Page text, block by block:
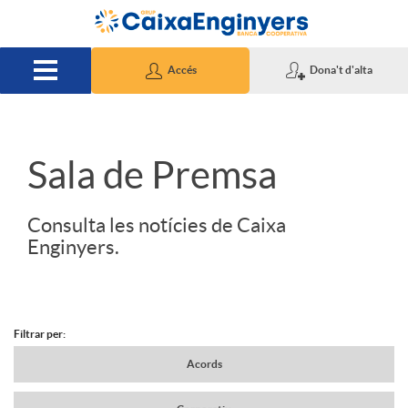
Salta al contingut principal
Accés Dona't d'alta
S
d
Sala de Premsa
Consulta les notícies de Caixa
Enginyers.
N
Filtrar per:
Acords